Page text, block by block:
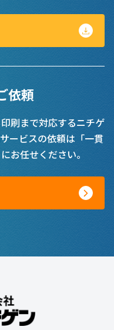
依頼
刷まで対応するニチゲ
ービスの依頼は「一貫
お任せください。